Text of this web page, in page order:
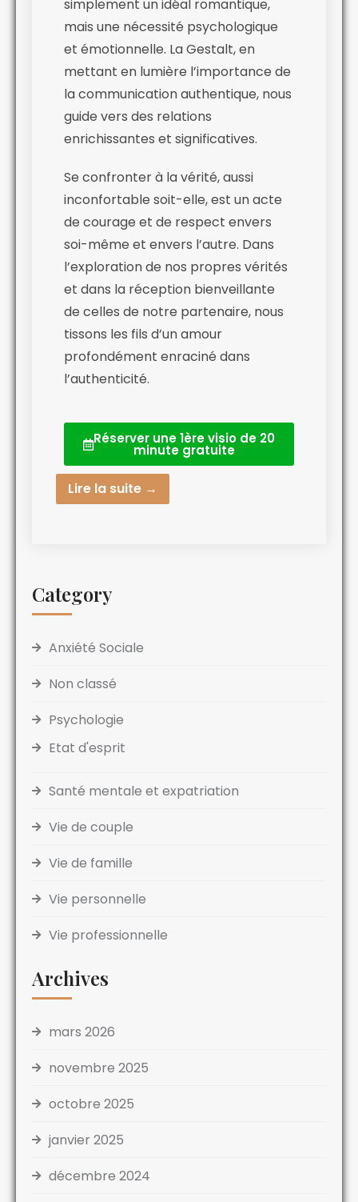
simplement un idéal romantique,
mais une nécessité psychologique
et émotionnelle. La Gestalt, en
mettant en lumière l’importance de
la communication authentique, nous
guide vers des relations
enrichissantes et significatives.
Se confronter à la vérité, aussi
inconfortable soit-elle, est un acte
de courage et de respect envers
soi-même et envers l’autre. Dans
l’exploration de nos propres vérités
et dans la réception bienveillante
de celles de notre partenaire, nous
tissons les fils d’un amour
profondément enraciné dans
l’authenticité.
Réserver une 1ère visio de 20
minute gratuite
Lire la suite →
Category
Anxiété Sociale
Non classé
Psychologie
Etat d'esprit
Santé mentale et expatriation
Vie de couple
Vie de famille
Vie personnelle
Vie professionnelle
Archives
mars 2026
novembre 2025
octobre 2025
janvier 2025
décembre 2024